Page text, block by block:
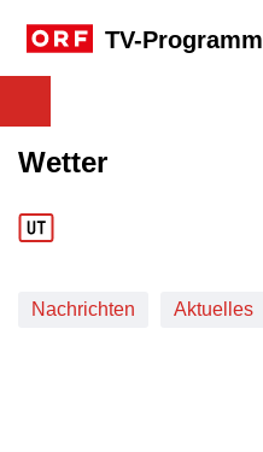
TV-Programm
Wetter
Nachrichten Aktuelles